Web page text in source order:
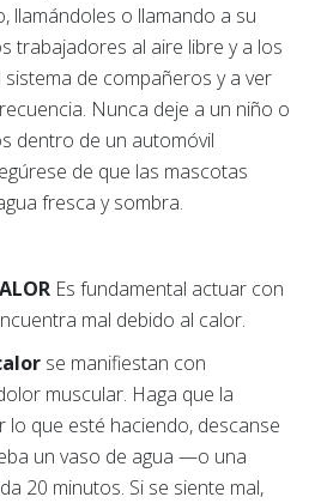
llamándoles o llamando a su
trabajadores al aire libre y a los
de compañeros y a ver
Nunca deje a un niño o
dentro de un automóvil
de que las mascotas
fresca y sombra.
Es fundamental actuar con
mal debido al calor.
se manifiestan con
muscular. Haga que la
lo que esté haciendo, descanse
un vaso de agua —o una
20 minutos. Si se siente mal,